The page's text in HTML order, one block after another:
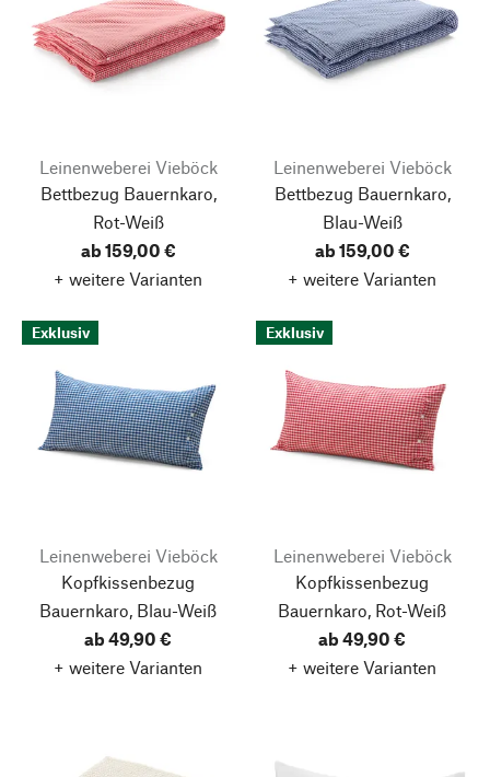
Leinenweberei Vieböck
Bettbezug Bauernkaro,
Rot-Weiß
ab 159,00 €
+ weitere Varianten
Leinenweberei Vieböck
Bettbezug Bauernkaro,
Blau-Weiß
ab 159,00 €
+ weitere Varianten
Exklusiv
Leinenweberei Vieböck
Kopfkissenbezug
Bauernkaro, Blau-Weiß
ab 49,90 €
+ weitere Varianten
Exklusiv
Leinenweberei Vieböck
Kopfkissenbezug
Bauernkaro, Rot-Weiß
ab 49,90 €
+ weitere Varianten